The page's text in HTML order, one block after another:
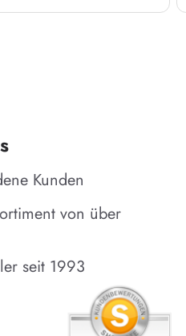
Kunden
von über
seit 1993